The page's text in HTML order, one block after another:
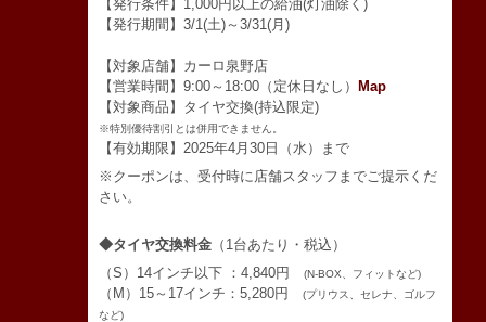
【発行条件】1,000円以上の給油(灯油除く)
【発行期間】3/1(土)～3/31(月)
【対象店舗】カーロ泉野店
【営業時間】9:00～18:00（定休日なし）
Map
【対象商品】タイヤ交換(持込限定)
※特別優待割引とは併用できません。
【有効期限】2025年4月30日（水）まで
※クーポンは、受付時に店舗スタッフまでご提示くだ
さい。
◆タイヤ交換料金（1台あたり・税込）
（S）14インチ以下 ：4,840円
(N-BOX、フィットなど)
（M）15～17インチ：5,280円
(プリウス、セレナ、ゴルフ
など)